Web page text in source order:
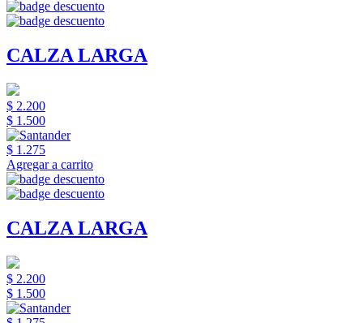
CALZA LARGA
$ 2.200
$ 1.500
$ 1.275
Agregar a carrito
CALZA LARGA
$ 2.200
$ 1.500